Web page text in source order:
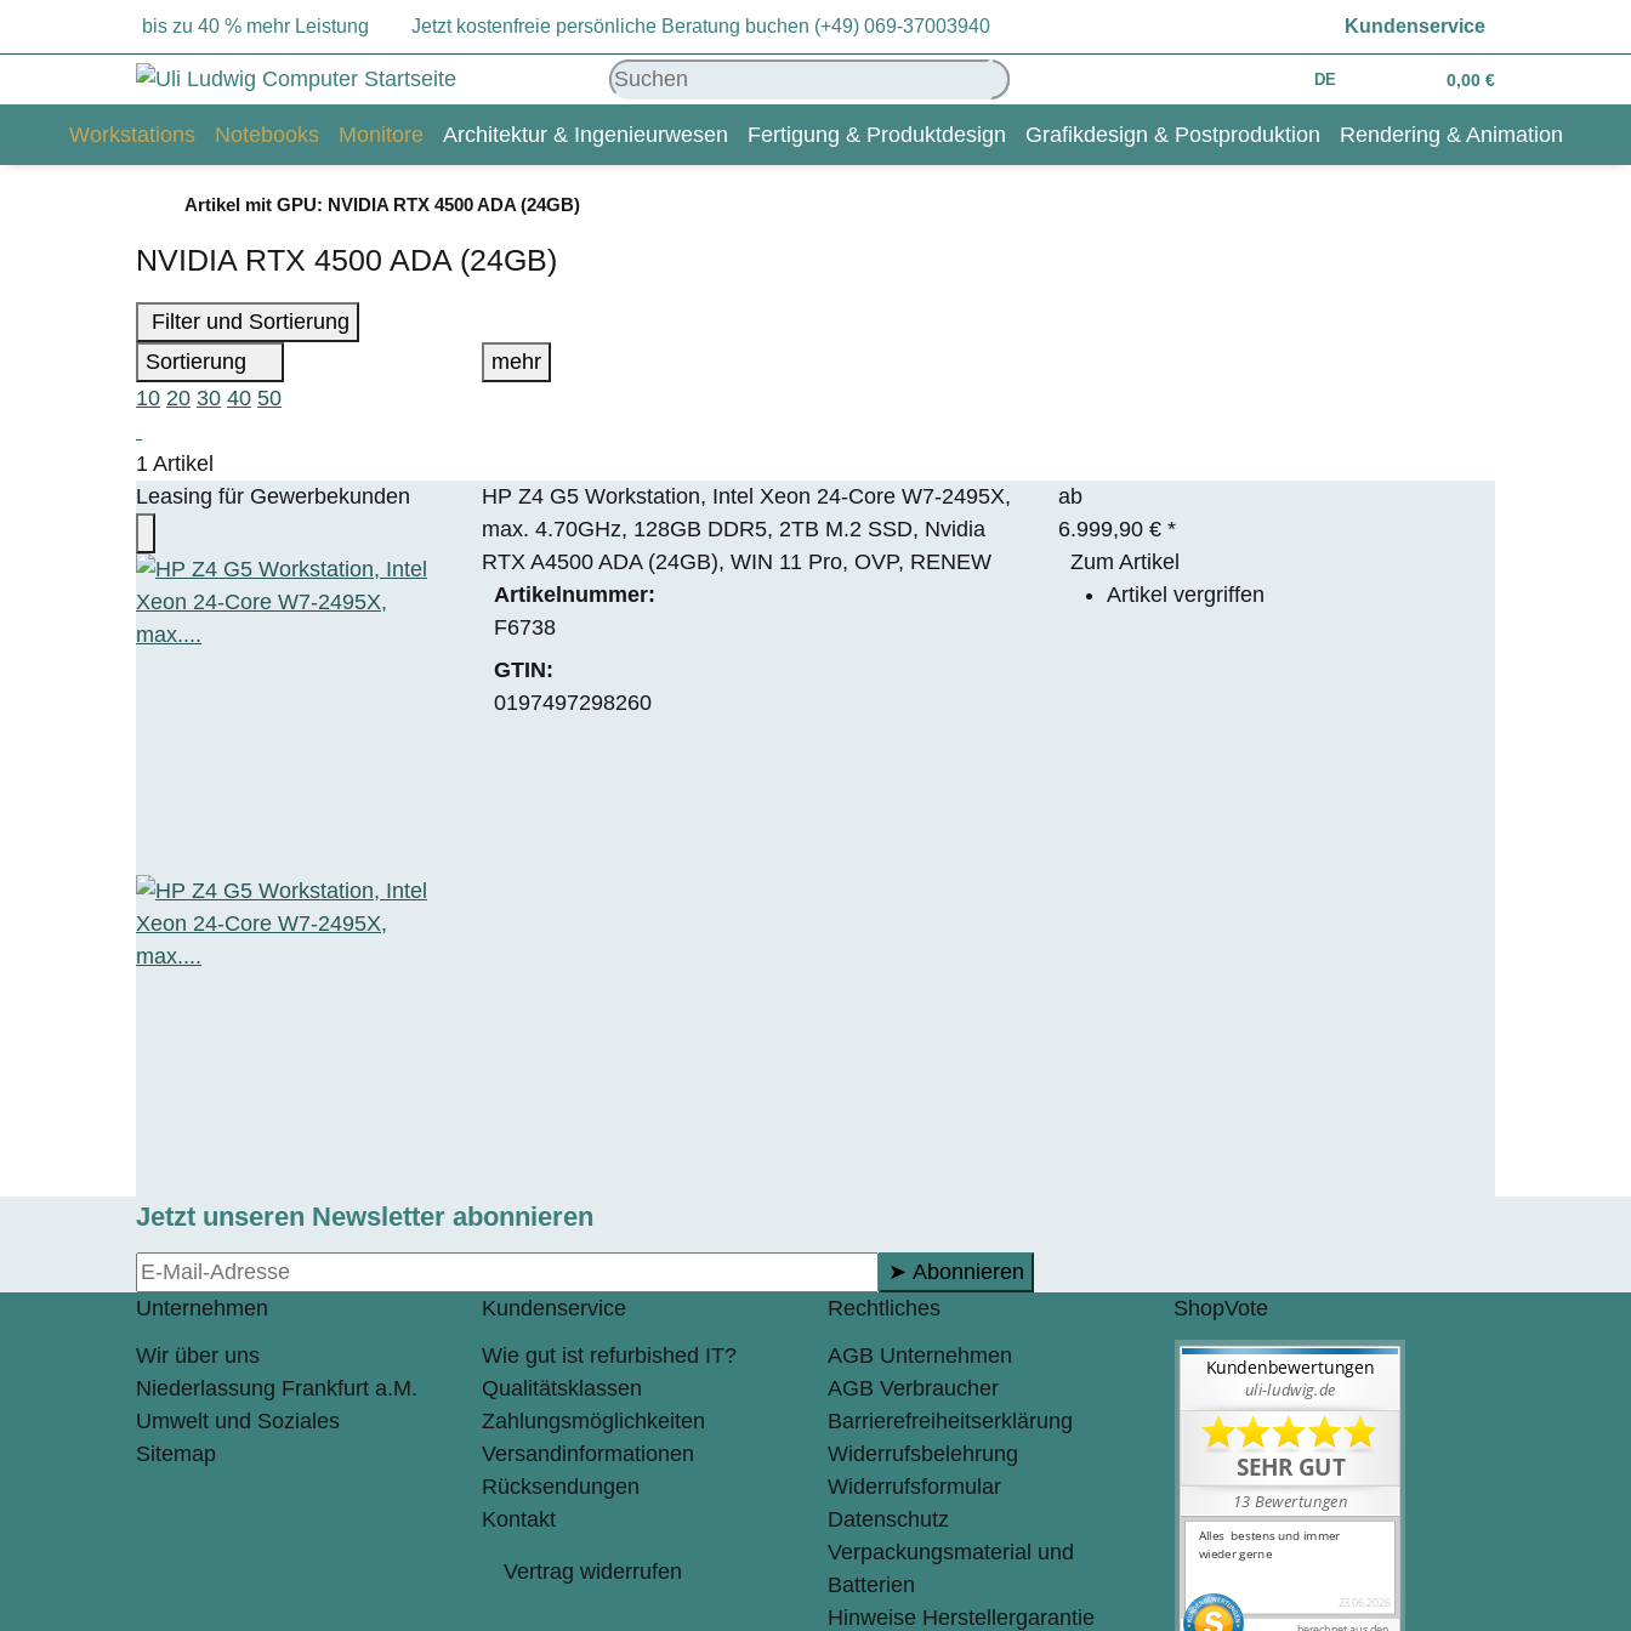
bis zu 40 % mehr Leistung Jetzt kostenfreie persönliche Beratung buchen (+49) 069-37003940 Kundenservice
DE 0,00 €
Workstations Notebooks Monitore Architektur & Ingenieurwesen Fertigung & Produktdesign Grafikdesign & Postproduktion Rendering & Animation
Artikel mit GPU: NVIDIA RTX 4500 ADA (24GB)
NVIDIA RTX 4500 ADA (24GB)
Filter und Sortierung
Sortierung
mehr
10 20 30 40 50
1 Artikel
Leasing für Gewerbekunden
HP Z4 G5 Workstation, Intel Xeon 24-Core W7-2495X,
max. 4.70GHz, 128GB DDR5, 2TB M.2 SSD, Nvidia
RTX A4500 ADA (24GB), WIN 11 Pro, OVP, RENEW
Artikelnummer:
F6738
GTIN:
0197497298260
ab
6.999,90 € *
Zum Artikel
Artikel vergriffen
Jetzt unseren Newsletter abonnieren
➤ Abonnieren
Unternehmen
Wir über uns
Niederlassung Frankfurt a.M.
Umwelt und Soziales
Sitemap
Kundenservice
Wie gut ist refurbished IT?
Qualitätsklassen
Zahlungsmöglichkeiten
Versandinformationen
Rücksendungen
Kontakt
Vertrag widerrufen
Rechtliches
AGB Unternehmen
AGB Verbraucher
Barrierefreiheitserklärung
Widerrufsbelehrung
Widerrufsformular
Datenschutz
Verpackungsmaterial und
Batterien
Hinweise Herstellergarantie
ShopVote